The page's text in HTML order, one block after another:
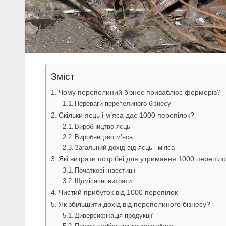
Зміст
Чому перепелиний бізнес приваблює фермерів?
Переваги перепелиного бізнесу
Скільки яєць і м’яса дає 1000 перепілок?
Виробництво яєць
Виробництво м’яса
Загальний дохід від яєць і м’яса
Які витрати потрібні для утримання 1000
Початкові інвестиції
Щомісячні витрати
Чистий прибуток від 1000 перепілок
Як збільшити дохід від перепелиного бізнесу?
Диверсифікація продукції